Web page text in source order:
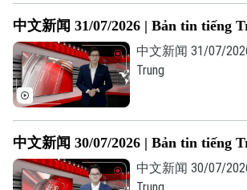
Kinh nghiệm
Xe máy
Thị trường
Đánh giá
Tuyển sinh
Hướng nghiệp
Làng nghề
Di tích
Sức khỏe
Y tế
Dinh dưỡng
Tư vấn sức khỏe
Thể thao
Quần vợt
Giải trí
Tin tức
Đã phát sóng
中文新闻 31/07/2026 | Bản tin tiếng
中文新闻 31/07/
Trung
中文新闻 30/07/2026 | Bản tin tiếng
中文新闻 30/07/